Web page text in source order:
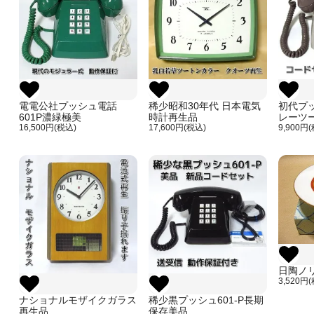
電電公社プッシュ電話
601P濃緑極美
16,500円(税込)
稀少昭和30年代 日本電気
時計再生品
17,600円(税込)
初代プ
レーツ
9,900円(
ナショナルモザイクガラス
再生品
稀少黒プッシュ601-P長期
保存美品
日陶ノ
3,520円(